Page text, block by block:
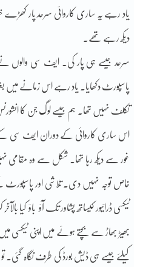
یاد رہے یہ ساری کاروائی سرحد پار کھڑے
دیکھ رہے تھے۔
سرحد جیسے ہی پار کی۔ ایف سی والوں نے
پاسپورٹ دکھایا۔ یاد رہے اس زمانے میں
تکلف نہیں تھا۔ ہم جیسے لوگ جن کا انشورنس
اس ساری کاروائی کے دوران ایف سی کے
غور سے دیکھ رہا تھا۔ شکل سے وہ
خاص توجہ نہیں دی۔ تلاشی اور
ٹیکسی ڈرائیور کیساتھ پشاور تک آؤ باؤ کیا
بھیڑ بھاڑ سے بچتے ہوئے میں اپنی ٹیکسی
کیلئے جیسے ہی ڈیش بورڈ کی طرف نگاہ گئی۔